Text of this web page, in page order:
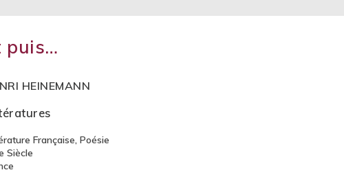
puis…
HEINEMANN
Française, Poésie
Siècle